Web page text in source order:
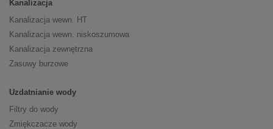
Kanalizacja
Kanalizacja wewn. HT
Kanalizacja wewn. niskoszumowa
Kanalizacja zewnętrzna
Zasuwy burzowe
Uzdatnianie wody
Filtry do wody
Zmiękczacze wody